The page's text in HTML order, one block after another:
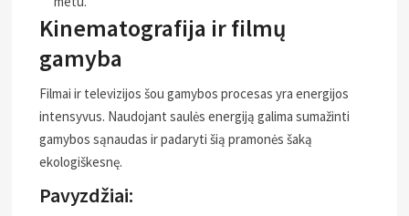
Kinematografija ir filmų
gamyba
Filmai ir televizijos šou gamybos procesas yra energijos
intensyvus. Naudojant saulės energiją galima sumažinti
gamybos sąnaudas ir padaryti šią pramonės šaką
ekologiškesnę.
Pavyzdžiai: